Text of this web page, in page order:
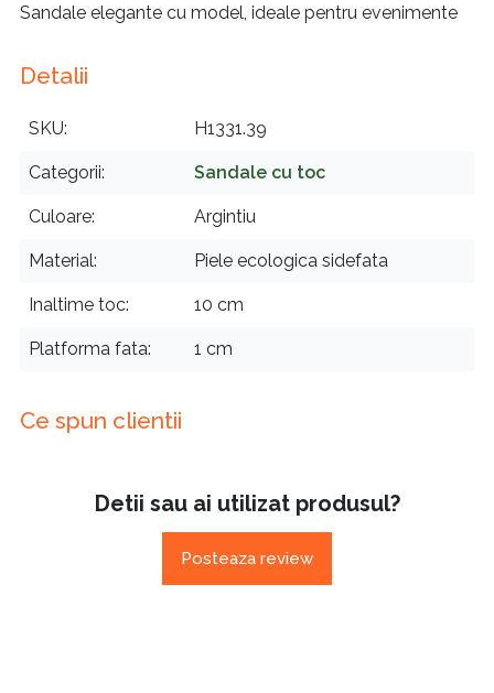
Sandale elegante cu model, ideale pentru evenimente
Detalii
SKU H1331.39
Categorii Sandale cu toc
Culoare Argintiu
Material Piele ecologica sidefata
Inaltime toc 10 cm
Platforma fata 1 cm
Ce spun clientii
Detii sau ai utilizat produsul?
Posteaza review